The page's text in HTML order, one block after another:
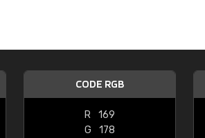
CODE RGB
R
169
G
178
"Le site ne
sont les
palettes
bien